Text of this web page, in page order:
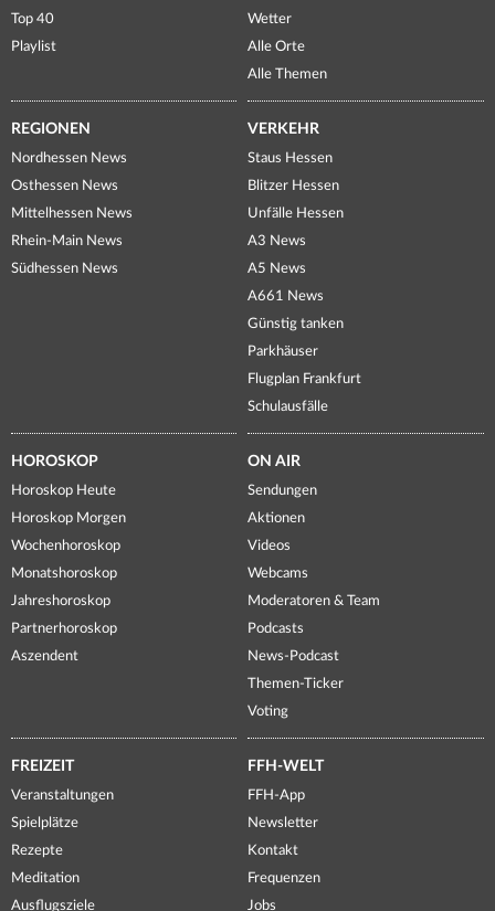
Top 40
Playlist
Wetter
Alle Orte
Alle Themen
REGIONEN
Nordhessen News
Osthessen News
Mittelhessen News
Rhein-Main News
Südhessen News
VERKEHR
Staus Hessen
Blitzer Hessen
Unfälle Hessen
A3 News
A5 News
A661 News
Günstig tanken
Parkhäuser
Flugplan Frankfurt
Schulausfälle
HOROSKOP
Horoskop Heute
Horoskop Morgen
Wochenhoroskop
Monatshoroskop
Jahreshoroskop
Partnerhoroskop
Aszendent
ON AIR
Sendungen
Aktionen
Videos
Webcams
Moderatoren & Team
Podcasts
News-Podcast
Themen-Ticker
Voting
FREIZEIT
Veranstaltungen
Spielplätze
Rezepte
Meditation
Ausflugsziele
FFH-WELT
FFH-App
Newsletter
Kontakt
Frequenzen
Jobs